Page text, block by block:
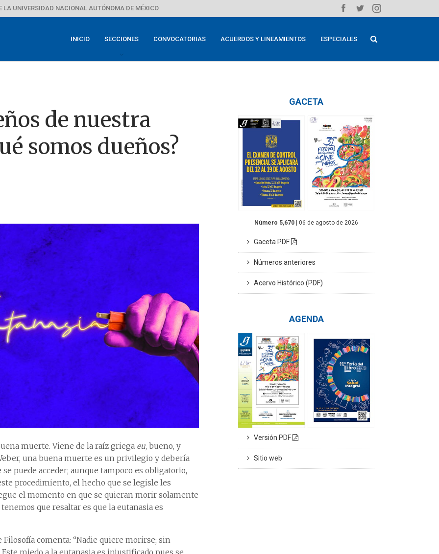
LA UNIVERSIDAD NACIONAL AUTÓNOMA DE MÉXICO
INICIO SECCIONES CONVOCATORIAS ACUERDOS Y LINEAMIENTOS ESPECIALES
de nuestra
somos dueños?
muerte. Viene de la raíz griega eu, bueno, y
una buena muerte es un privilegio y debería
puede acceder; aunque tampoco es obligatorio,
procedimiento, el hecho que se legisle les
el momento en que se quieran morir solamente
que resaltar es que la eutanasia es
Filosofía comenta: “Nadie quiere morirse; sin
GACETA
Número 5,670 | 06 de agosto de 2026
Gaceta PDF
Números anteriores
Acervo Histórico (PDF)
AGENDA
Versión PDF
Sitio web